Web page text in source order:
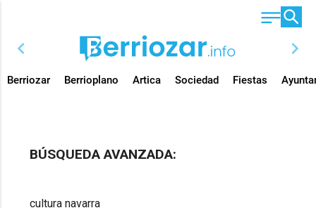
chevron_left chevron_right
Berriozar Berrioplano Artica Sociedad Fiestas
BÚSQUEDA AVANZADA: